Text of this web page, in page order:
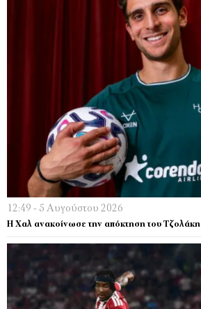
12:49 - 5 Αυγούστου 2026
Η Χαλ ανακοίνωσε την απόκτηση του Τζολάκη